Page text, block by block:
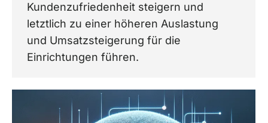
Kundenzufriedenheit steigern und
letztlich zu einer höheren Auslastung
und Umsatzsteigerung für die
Einrichtungen führen.